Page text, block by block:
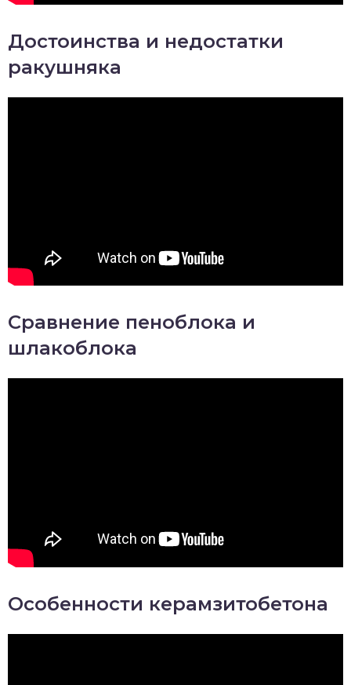
Достоинства и недостатки
ракушняка
Сравнение пеноблока и
шлакоблока
Особенности керамзитобетона